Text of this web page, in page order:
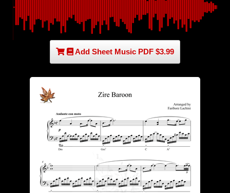
Add Sheet Music PDF $3.99